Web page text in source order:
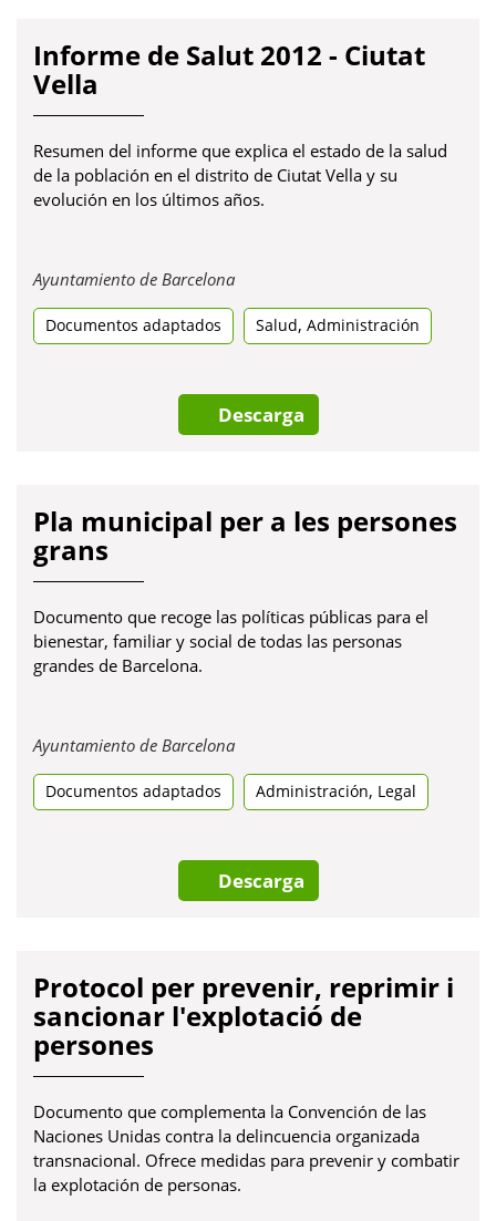
Informe de Salut 2012 - Ciutat
Vella
Resumen del informe que explica el estado de la salud
de la población en el distrito de Ciutat Vella y su
evolución en los últimos años.
Ayuntamiento de BarcelonaObre
una
pestanya
Documentos adaptados Salud, Administración
Descarga
Pla municipal per a les persones
grans
Documento que recoge las políticas públicas para el
bienestar, familiar y social de todas las personas
grandes de Barcelona.
Ayuntamiento de BarcelonaObre
una
pestanya
Documentos adaptados Administración, Legal
Descarga
Protocol per prevenir, reprimir i
sancionar l'explotació de
persones
Documento que complementa la Convención de las
Naciones Unidas contra la delincuencia organizada
transnacional. Ofrece medidas para prevenir y combatir
la explotación de personas.